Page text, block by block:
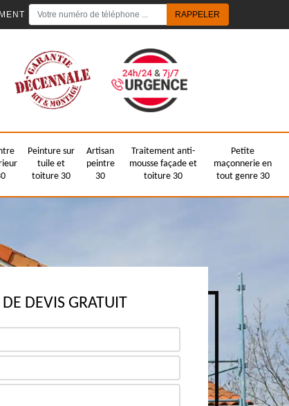
Peinture sur
tuile et
toiture 30
Artisan
peintre
30
Traitement anti-
mousse façade et
toiture 30
Petite
maçonnerie en
tout genre 30
DEVIS GRATUIT